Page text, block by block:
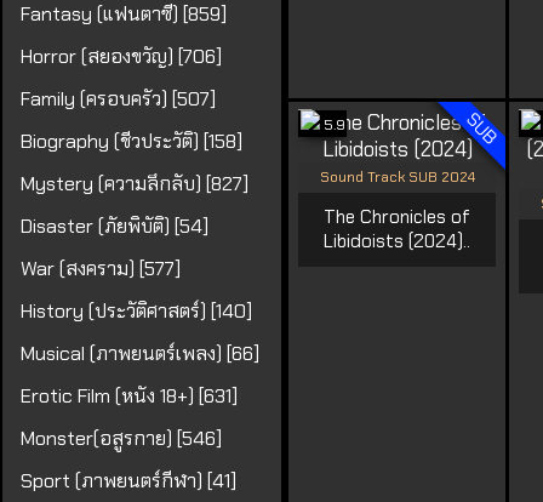
Fantasy (แฟนตาซี) [859]
Horror (สยองขวัญ) [706]
Family (ครอบครัว) [507]
Biography (ชีวประวัติ) [158]
Mystery (ความลึกลับ) [827]
Disaster (ภัยพิบัติ) [54]
War (สงคราม) [577]
History (ประวัติศาสตร์) [140]
Musical (ภาพยนตร์เพลง) [66]
Erotic Film (หนัง 18+) [631]
Monster(อสูรกาย) [546]
Sport (ภาพยนตร์กีฬา) [41]
SUB
5.9
Sound Track SUB 2024
The Chronicles of
Libidoists (2024)..